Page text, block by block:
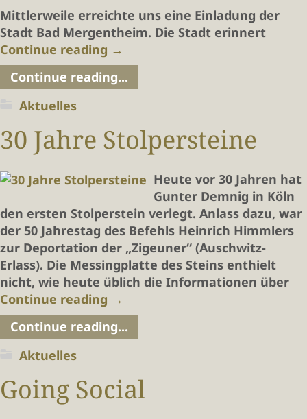
Mittlerweile erreichte uns eine Einladung der
Stadt Bad Mergentheim. Die Stadt erinnert
Continue reading →
Continue reading...
Aktuelles
30 Jahre Stolpersteine
Heute vor 30 Jahren hat
Gunter Demnig in Köln
den ersten Stolperstein verlegt. Anlass dazu, war
der 50 Jahrestag des Befehls Heinrich Himmlers
zur Deportation der „Zigeuner“ (Auschwitz-
Erlass). Die Messingplatte des Steins enthielt
nicht, wie heute üblich die Informationen über
Continue reading →
Continue reading...
Aktuelles
Going Social